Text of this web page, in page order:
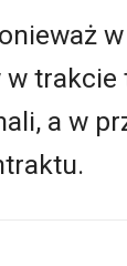
trakcie
a w